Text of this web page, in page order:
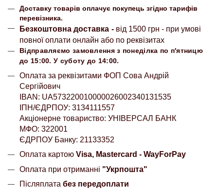
Доставку товарів оплачує покупець згідно тарифів
перевізника.
Безкоштовна доставка - від 1500 грн - при умові
повної оплати онлайн або по реквізитах
Відправляємо замовлення з понеділка по п'ятницю
до 15:00. У суботу до 14:00.
Оплата за реквізитами ФОП Сова Андрій
Сергійович
IBAN: UA573220010000026002340131535
ІПН/ЄДРПОУ: 3134111557
Акціонерне товариство: УНІВЕРСАЛ БАНК
МФО: 322001
ЄДРПОУ Банку: 21133352
Оплата картою Visa, Mastercard - WayForPay
Оплата при отриманні "Укрпошта"
Післяплата без передоплати